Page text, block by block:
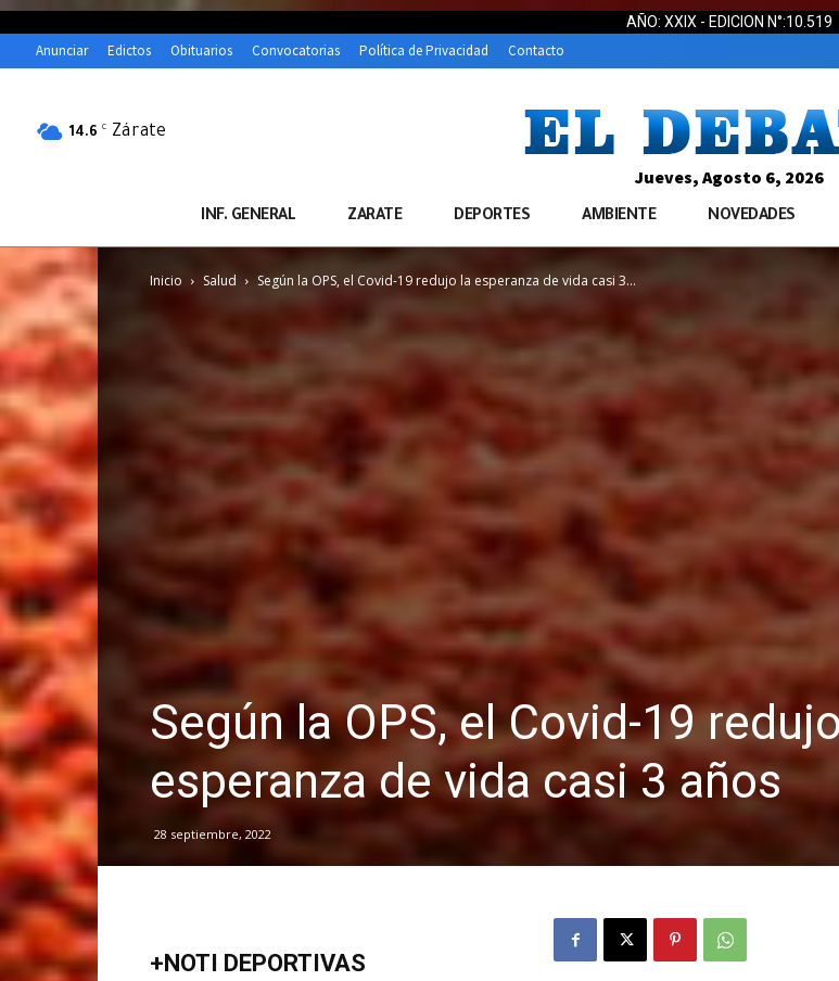
AÑO: XXIX - EDICION N°:10.519
Anunciar Edictos Obituarios Convocatorias Política de Privacidad Contacto
14.6 C Zárate
Jueves, Agosto 6, 2026
INF. GENERAL ZARATE DEPORTES AMBIENTE NOVEDADES
Inicio Salud Según la OPS, el Covid-19 redujo la esperanza de vida casi 3...
Según la OPS, el Covid-19
esperanza de vida casi 3 años
28 septiembre, 2022
+NOTI DEPORTIVAS